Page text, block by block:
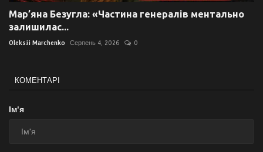
Мар’яна Безугла: «Частина генералів ментально
залишилас...
Oleksii Marchenko Серпень 4, 2026 0
КОМЕНТАРІ
Ім'я